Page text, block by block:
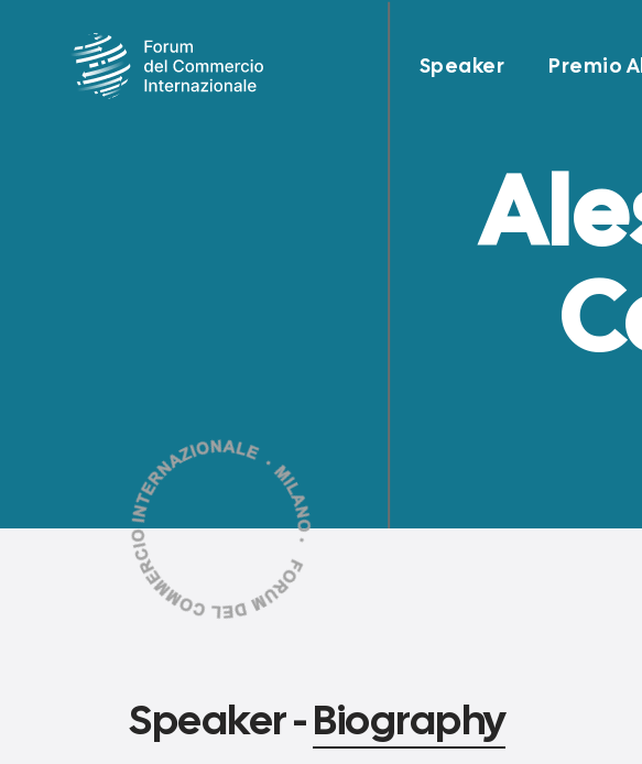
Speaker Premio
Speaker -Biography